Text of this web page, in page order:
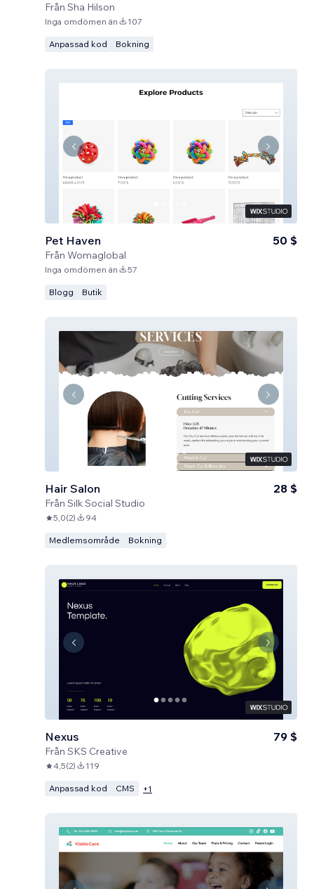
Från Sha Hilson
Inga omdömen än 107
Anpassad kod Bokning
Pet Haven
Från Womaglobal
50 $
Inga omdömen än 57
Blogg Butik
Hair Salon
Från Silk Social Studio
28 $
5,0(2) 94
Medlemsområde Bokning
Nexus
Från SKS Creative
79 $
4,5(2) 119
Anpassad kod CMS +1